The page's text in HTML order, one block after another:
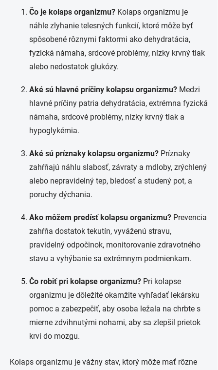
Čo je kolaps organizmu? Kolaps organizmu je
náhle zlyhanie telesných funkcií, ktoré môže byť
spôsobené rôznymi faktormi ako dehydratácia,
fyzická námaha, srdcové problémy, nízky krvný tlak
alebo nedostatok glukózy.
Aké sú hlavné príčiny kolapsu organizmu? Medzi
hlavné príčiny patria dehydratácia, extrémna fyzická
námaha, srdcové problémy, nízky krvný tlak a
hypoglykémia.
Aké sú príznaky kolapsu organizmu? Príznaky
zahŕňajú náhlu slabosť, závraty a mdloby, zrýchlený
alebo nepravidelný tep, bledosť a studený pot, a
poruchy dýchania.
Ako môžem predísť kolapsu organizmu? Prevencia
zahŕňa dostatok tekutín, vyváženú stravu,
pravidelný odpočinok, monitorovanie zdravotného
stavu a vyhýbanie sa extrémnym podmienkam.
Čo robiť pri kolapse organizmu? Pri kolapse
organizmu je dôležité okamžite vyhľadať lekársku
pomoc a zabezpečiť, aby osoba ležala na chrbte s
mierne zdvihnutými nohami, aby sa zlepšil prietok
krvi do mozgu.
Kolaps organizmu je vážny stav, ktorý môže mať rôzne